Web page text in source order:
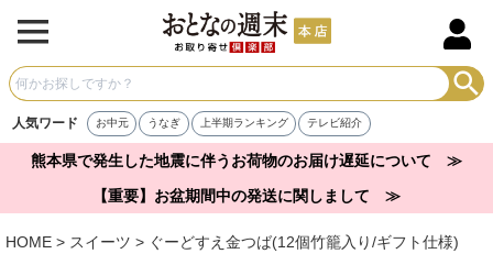
人気ワード お中元 うなぎ 上半期ランキング テレビ紹介
熊本県で発生した地震に伴うお荷物のお届け遅延について ≫
【重要】お盆期間中の発送に関しまして ≫
HOME スイーツ ぐーどすえ金つば(12個竹籠入り/ギフト仕様)